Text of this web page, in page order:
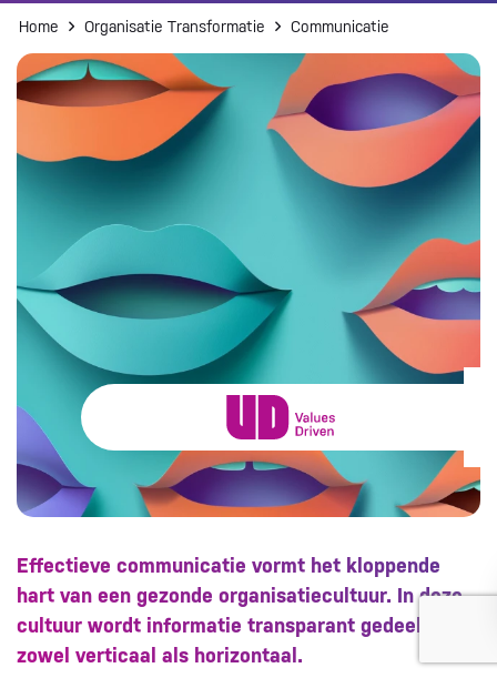
Home Organisatie Transformatie Communicatie
Effectieve communicatie vormt het kloppende
hart van een gezonde organisatiecultuur. In deze
cultuur wordt informatie transparant gedeeld,
zowel verticaal als horizontaal.